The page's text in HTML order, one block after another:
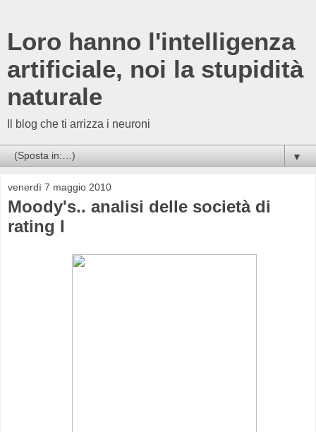
Loro hanno l'intelligenza
artificiale, noi la stupidità
naturale
Il blog che ti arrizza i neuroni
▼
venerdì 7 maggio 2010
Moody's.. analisi delle società di
rating I